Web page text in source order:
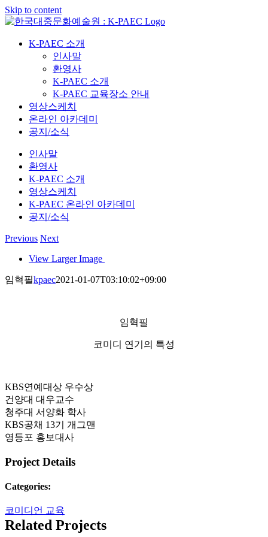
Skip to content
K-PAEC 소개
인사말
환영사
K-PAEC 소개
K-PAEC 교육장소 안내
영상스케치
온라인 아카데미
공지/소식
인사말
환영사
K-PAEC 소개
영상스케치
K-PAEC 온라인 아카데미
공지/소식
Previous Next
View Larger Image
임혁필kpaec2021-01-07T03:10:02+09:00
임혁필
코미디 연기의 특성
KBS연예대상 우수상
건양대 대우교수
청주대 서양화 학사
KBS공채 13기 개그맨
영등포 홍보대사
Project Details
Categories:
코미디언 교육
Related Projects